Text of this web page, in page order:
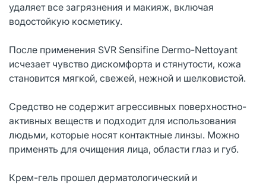
удаляет все загрязнения и макияж, включая
водостойкую косметику.
После применения SVR Sensifine Dermo-Nettoyant
исчезает чувство дискомфорта и стянутости, кожа
становится мягкой, свежей, нежной и шелковистой.
Средство не содержит агрессивных поверхностно-
активных веществ и подходит для использования
людьми, которые носят контактные линзы. Можно
применять для очищения лица, области глаз и губ.
Крем-гель прошел дерматологический и